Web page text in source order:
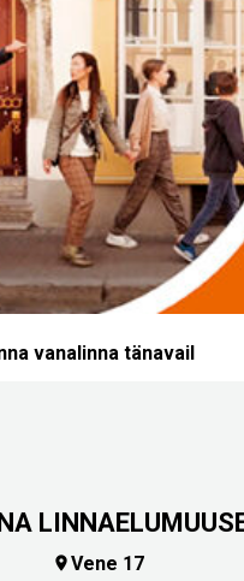
vanalinna tänavail
Vene 17